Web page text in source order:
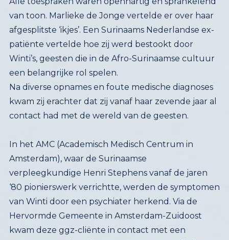
een belangrijke rol spelen.
Na diverse opnames en foute medische diagnoses
kwam zij erachter dat zij vanaf haar zevende jaar al
contact had met de wereld van de geesten.
In het AMC (Academisch Medisch Centrum in
Amsterdam), waar de Surinaamse
verpleegkundige Henri Stephens vanaf de jaren
‘80 pionierswerk verrichtte, werden de symptomen
van Winti door een psychiater herkend. Via de
Hervormde Gemeente in Amsterdam-Zuidoost
kwam deze ggz-cliënte in contact met een
natuurgeneeskundige, een Bonuvrouw, die haar
de benodigde aandacht in de vorm van rituele
baden gaf en naar Suriname verwees, waar de
behandeling werd voortgezet. Sindsdien ging het
haar goed. ‘Het helpt als je goeie vítamientjes en
badjes neemt. En elke dag bidden kan ook geen
kwaad,’ riep deze ex-patiënte met een paarse